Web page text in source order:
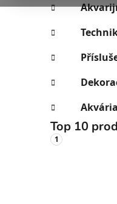
n
í
p
a
e
l
e
Akvária
Top 10